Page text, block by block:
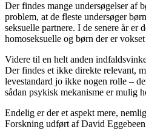
Der findes mange undersøgelser af
problem, at de fleste undersøger
seksuelle partnere. I de senere år
homoseksuelle og børn der er
Videre til en helt anden
Der findes et ikke direkte relevant,
levestandard jo ikke nogen rolle –
sådan psykisk mekanisme er mulig
Endelig er der et aspekt mere,
Forskning udført af David